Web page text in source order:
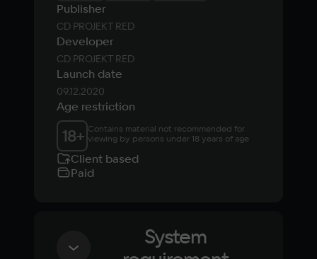
Publisher
CD PROJEKT RED
Developer
CD PROJEKT RED
Launch date
09.12.2020
Age restriction
18+ Contains material not recommended for
viewing by persons under 18 years of age
Client based
Paid
System